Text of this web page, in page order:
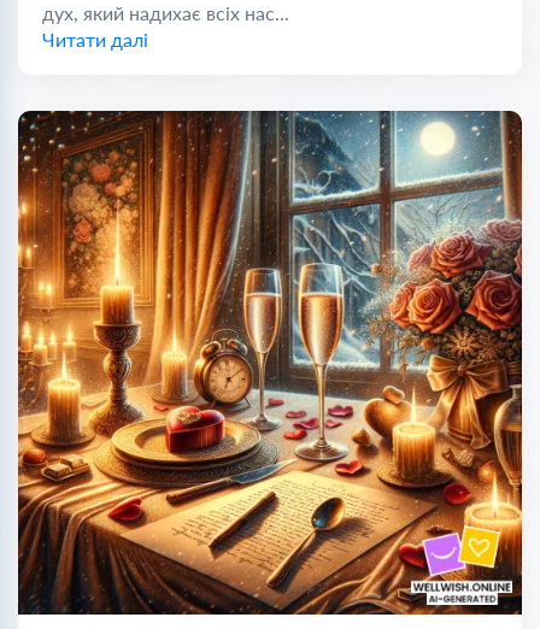
дух, який надихає всіх нас...
Читати далі